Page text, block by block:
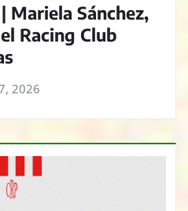
Mariela Sánchez,
Racing Club
2026